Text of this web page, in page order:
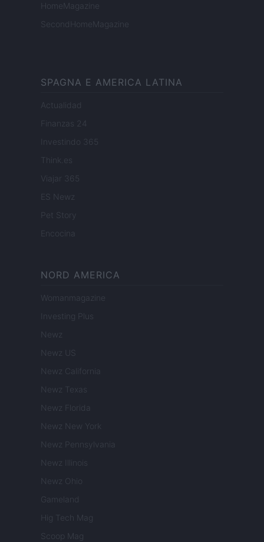
HomeMagazine
SecondHomeMagazine
SPAGNA E AMERICA LATINA
Actualidad
Finanzas 24
Investindo 365
Think.es
Viajar 365
ES Newz
Pet Story
Encocina
NORD AMERICA
Womanmagazine
Investing Plus
Newz
Newz US
Newz California
Newz Texas
Newz Florida
Newz New York
Newz Pennsylvania
Newz Illinois
Newz Ohio
Gameland
Hig Tech Mag
Scoop Mag